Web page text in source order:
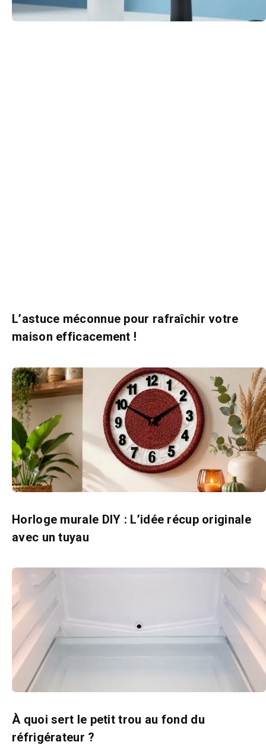
L’astuce méconnue pour rafraîchir votre
maison efficacement !
Horloge murale DIY : L’idée récup originale
avec un tuyau
À quoi sert le petit trou au fond du
réfrigérateur ?